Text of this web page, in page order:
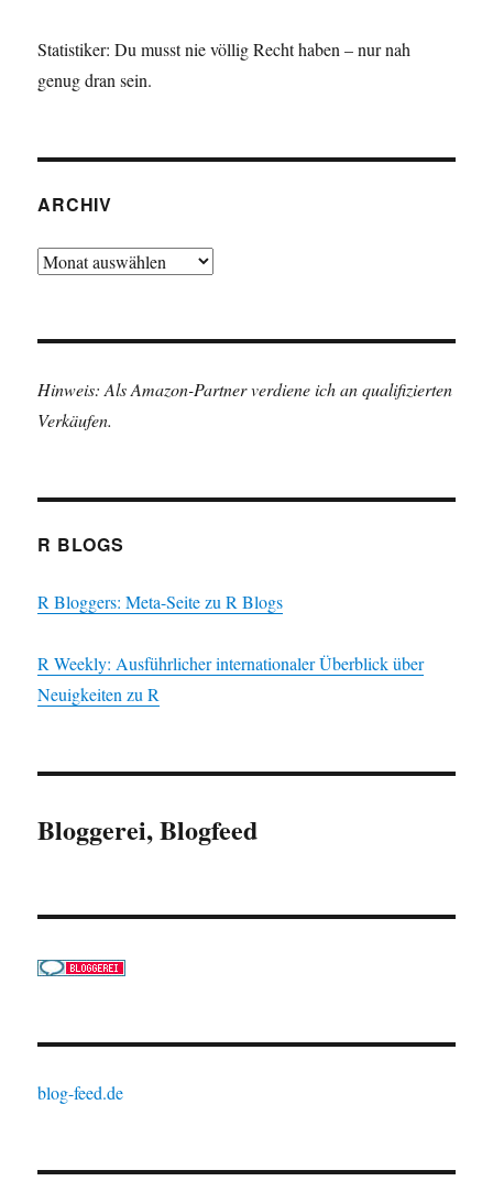
Statistiker: Du musst nie völlig Recht haben – nur nah
genug dran sein.
ARCHIV
Archiv
Hinweis: Als Amazon-Partner verdiene ich an qualifizierten
Verkäufen.
R BLOGS
R Bloggers: Meta-Seite zu R Blogs
R Weekly: Ausführlicher internationaler Überblick über
Neuigkeiten zu R
Bloggerei, Blogfeed
blog-feed.de